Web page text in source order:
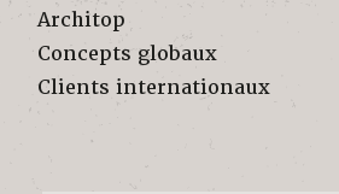
Architop
Concepts globaux
Clients internationaux